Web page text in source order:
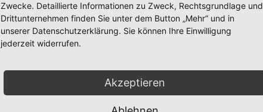
L1
Zwecke. Detaillierte Informationen zu Zweck, Rechtsgrundlage und
Drittunternehmen finden Sie unter dem Button „Mehr“ und in
unserer Datenschutzerklärung. Sie können Ihre Einwilligung
jederzeit widerrufen.
Akzeptieren